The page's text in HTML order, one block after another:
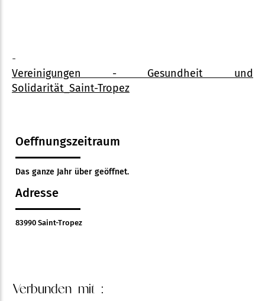
-
Vereinigungen - Gesundheit und
Solidarität_Saint-Tropez
Oeffnungszeitraum
Das ganze Jahr über geöffnet.
Adresse
83990 Saint-Tropez
Verbunden mit :